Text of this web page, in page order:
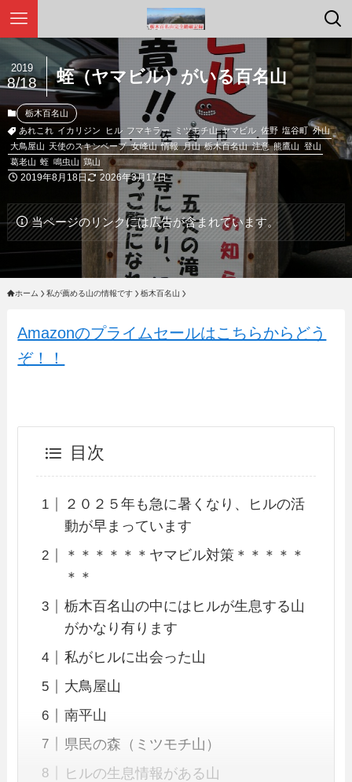
蛭（ヤマビル）がいる百名山
2019
8/18
栃木百名山
あれこれ イカリジン ヒル フマキラー ミツモチ山 ヤマビル 佐野 塩谷町 外山
大鳥屋山 天使のスキンベープ 女峰山 情報 月山 栃木百名山 注意 熊鷹山 登山
葛老山 蛭 鳴虫山 鶏山
2019年8月18日 2026年3月17日
当ページのリンクには広告が含まれています。
ホーム 私が薦める山の情報です 栃木百名山
Amazonのプライムセールはこちらからどう
ぞ！！
目次
２０２５年も急に暑くなり、ヒルの活
動が早まっています
＊＊＊＊＊＊ヤマビル対策＊＊＊＊＊
＊＊
栃木百名山の中にはヒルが生息する山
がかなり有ります
私がヒルに出会った山
大鳥屋山
南平山
県民の森（ミツモチ山）
ヒルの生息情報がある山